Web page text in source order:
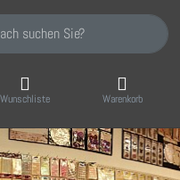
Suchbegriff ein. Während
Wunschliste Warenkorb